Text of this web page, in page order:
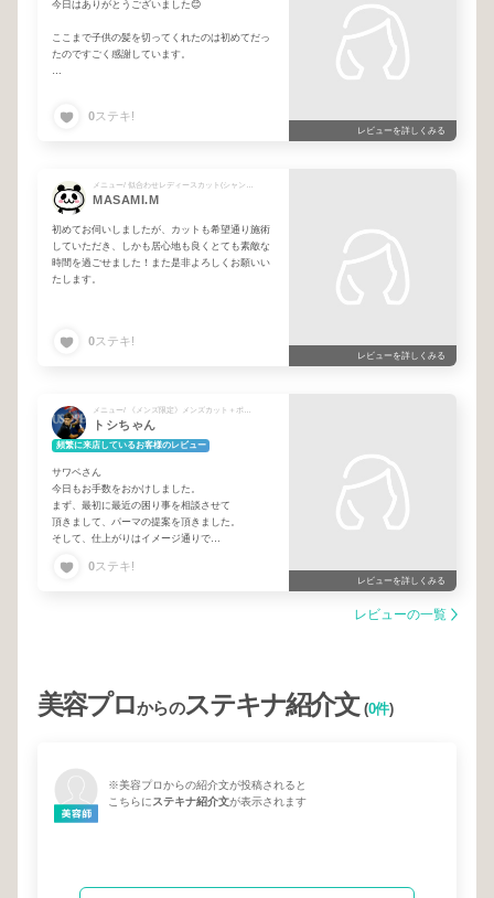
今日はありがとうございました😊
ここまで子供の髪を切ってくれたのは初めてだっ
たのですごく感謝しています。
0ステキ!
レビューを詳しくみる
MASAMI.M
初めてお伺いしましたが、カットも希望通り施術
していただき、しかも居心地も良くとても素敵な
時間を過ごせました！また是非よろしくお願いい
たします。
0ステキ!
レビューを詳しくみる
トシちゃん
頻繁に来店しているお客様のレビュー
サワベさん
今日もお手数をおかけしました。
まず、最初に最近の困り事を相談させて
頂きまして、パーマの提案を頂きました。
そして、仕上がりはイメージ通りで
いました！
0ステキ!
レビューを詳しくみる
レビューの一覧
美容プロからのステキナ紹介文(0件)
※美容プロからの紹介文が投稿されると
こちらにステキナ紹介文が表示されます